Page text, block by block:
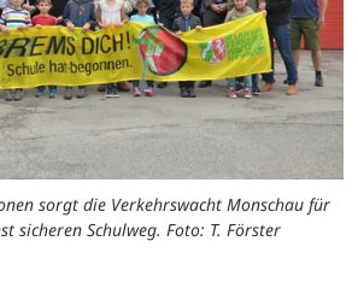
sorgt die Verkehrswacht Monschau für
sicheren Schulweg. Foto: T. Förster